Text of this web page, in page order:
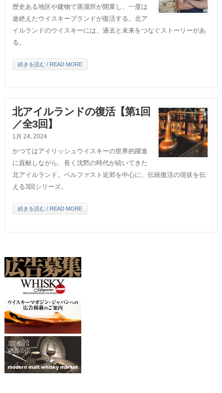
歴史ある地区や建物で蒸溜所が開業し、一度は
途絶えたウイスキーブランドが復活する。北ア
イルランドのウイスキーには、過去と未来をつなぐストーリーがあ
る。
続きを読む / READ MORE
北アイルランドの復活【第1回
／全3回】
1月 24, 2024
かつてはアイリッシュウイスキーの世界的躍進
に貢献しながら、長く沈黙の時代が続いてきた
北アイルランド。ベルファスト近郊を中心に、伝統復活の現状を伝
える3回シリーズ。
続きを読む / READ MORE